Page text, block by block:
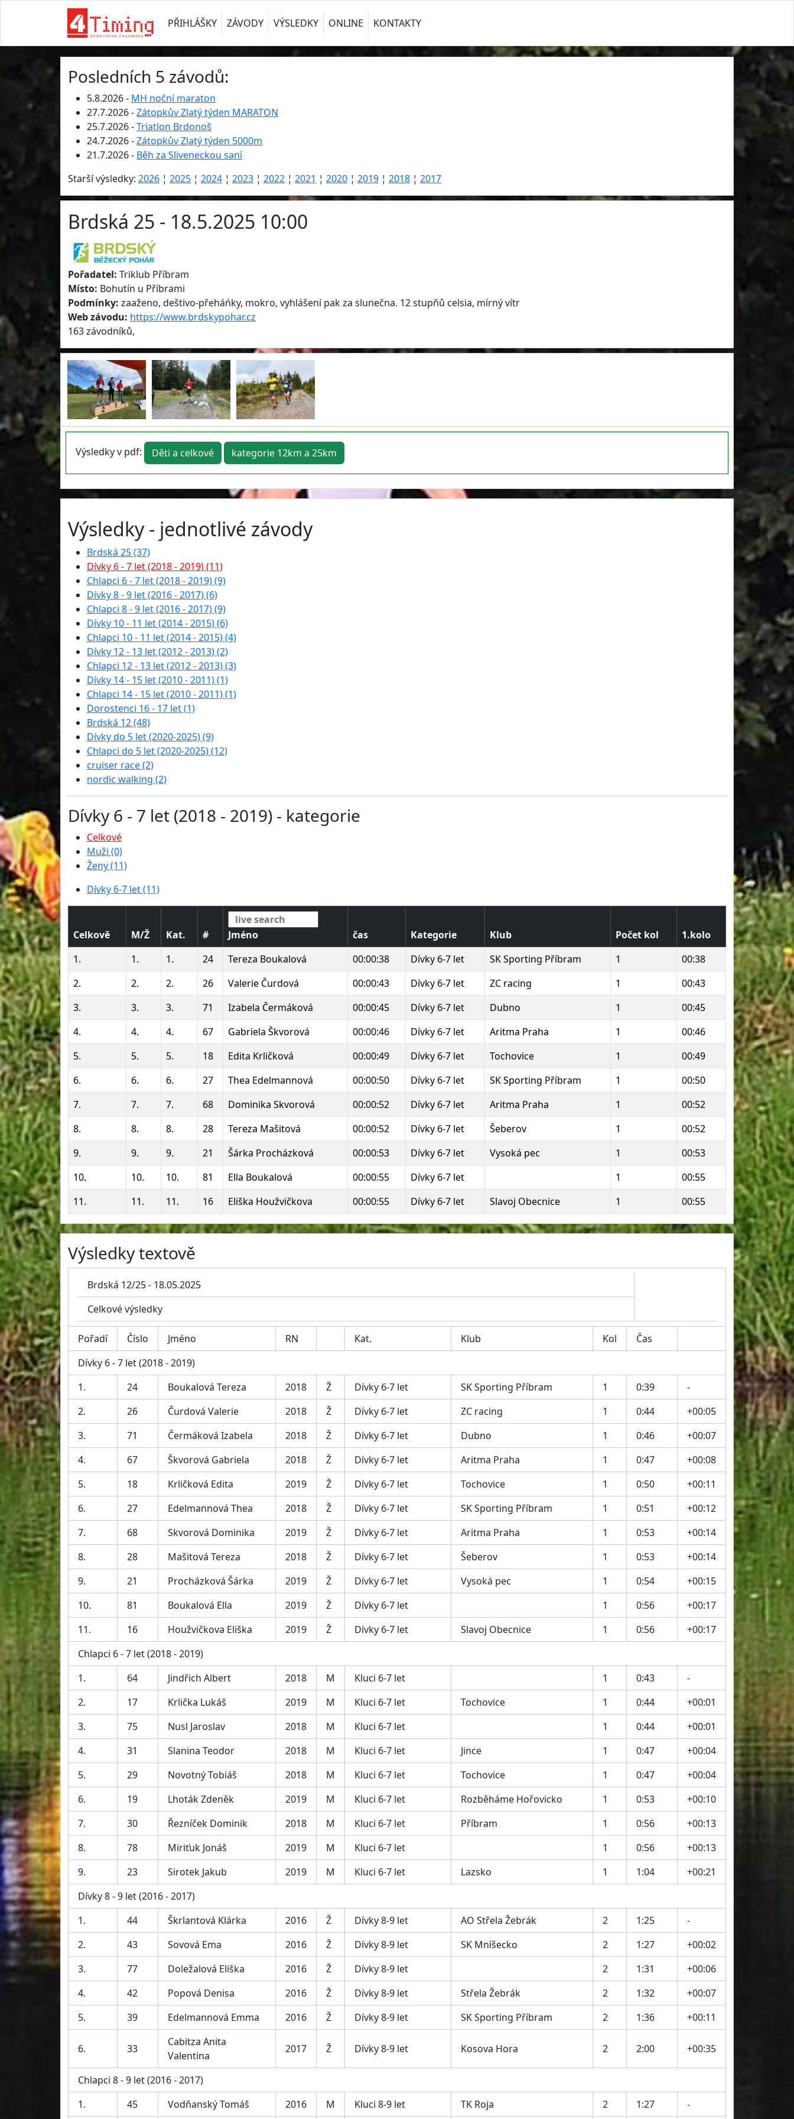
PŘIHLÁŠKY ZÁVODY VÝSLEDKY ONLINE KONTAKTY
Posledních 5 závodů:
5.8.2026 - MH noční maraton
27.7.2026 -Zátopkův Zlatý týden MARATON
25.7.2026 -Triatlon Brdonoš
24.7.2026 -Zátopkův Zlatý týden 5000m
21.7.2026 - Běh za Sliveneckou saní
Starší výsledky: 2026 ¦ 2025 ¦ 2024 ¦ 2023 ¦ 2022 ¦ 2021 ¦ 2020 ¦ 2019 ¦ 2018 ¦ 2017
Brdská 25 - 18.5.2025 10:00
Pořadatel: Triklub Příbram
Místo: Bohutín u Příbrami
Podmínky: zaaženo, deštivo-přeháńky, mokro, vyhlášení pak za slunečna. 12 stupňů celsia, mírný vítr
Web závodu: https://www.brdskypohar.cz
163 závodníků,
Výsledky v pdf: Děti a celkové kategorie 12km a 25km
Výsledky - jednotlivé závody
Brdská 25 (37)
Dívky 6 - 7 let (2018 - 2019) (11)
Chlapci 6 - 7 let (2018 - 2019) (9)
Dívky 8 - 9 let (2016 - 2017) (6)
Chlapci 8 - 9 let (2016 - 2017) (9)
Dívky 10 - 11 let (2014 - 2015) (6)
Chlapci 10 - 11 let (2014 - 2015) (4)
Dívky 12 - 13 let (2012 - 2013) (2)
Chlapci 12 - 13 let (2012 - 2013) (3)
Dívky 14 - 15 let (2010 - 2011) (1)
Chlapci 14 - 15 let (2010 - 2011) (1)
Dorostenci 16 - 17 let (1)
Brdská 12 (48)
Dívky do 5 let (2020-2025) (9)
Chlapci do 5 let (2020-2025) (12)
cruiser race (2)
nordic walking (2)
Dívky 6 - 7 let (2018 - 2019) - kategorie
Celkové
Muži (0)
Ženy (11)
Dívky 6-7 let (11)
Celkově M/Ž Kat. # Jméno čas Kategorie Klub Počet kol
1.kolo
1.
1. 1. 24 Tereza Boukalová 00:00:38 Dívky 6-7 let SK Sporting Příbram 1
00:38
2.
2. 2. 26 Valerie Čurdová 00:00:43 Dívky 6-7 let ZC racing 1
00:43
3.
3. 3. 71 Izabela Čermáková 00:00:45 Dívky 6-7 let Dubno 1
00:45
4.
4. 4. 67 Gabriela Škvorová 00:00:46 Dívky 6-7 let Aritma Praha 1
00:46
5.
5. 5. 18 Edita Krličková 00:00:49 Dívky 6-7 let Tochovice 1
00:49
6.
6. 6. 27 Thea Edelmannová 00:00:50 Dívky 6-7 let SK Sporting Příbram 1
00:50
7.
7. 7. 68 Dominika Skvorová 00:00:52 Dívky 6-7 let Aritma Praha 1
00:52
8.
8. 8. 28 Tereza Mašitová 00:00:52 Dívky 6-7 let Šeberov 1
00:52
9.
9. 9. 21 Šárka Procházková 00:00:53 Dívky 6-7 let Vysoká pec 1
00:53
10.
10. 10. 81 Ella Boukalová 00:00:55 Dívky 6-7 let 1
00:55
11.
11. 11. 16 Eliška Houžvičkova 00:00:55 Dívky 6-7 let Slavoj Obecnice 1 00:55
Výsledky textově
Brdská 12/25 - 18.05.2025
Celkové výsledky
Pořadí Číslo Jméno RN Kat. Klub Kol
Čas
Dívky 6 - 7 let (2018 - 2019)
1.
24 Boukalová Tereza 2018 Ž Dívky 6-7 let SK Sporting Příbram 1 0:39
-
2.
26 Čurdová Valerie 2018 Ž Dívky 6-7 let ZC racing 1 0:44
+00:05
3.
71 Čermáková Izabela 2018 Ž Dívky 6-7 let Dubno 1 0:46
+00:07
4.
67 Škvorová Gabriela 2018 Ž Dívky 6-7 let Aritma Praha 1 0:47
+00:08
5.
18 Krličková Edita 2019 Ž Dívky 6-7 let Tochovice 1 0:50
+00:11
6.
27 Edelmannová Thea 2018 Ž Dívky 6-7 let SK Sporting Příbram 1 0:51
+00:12
7.
68 Skvorová Dominika 2019 Ž Dívky 6-7 let Aritma Praha 1 0:53
+00:14
8.
28 Mašitová Tereza 2018 Ž Dívky 6-7 let Šeberov 1 0:53
+00:14
9.
21 Procházková Šárka 2019 Ž Dívky 6-7 let Vysoká pec 1 0:54
+00:15
10.
81 Boukalová Ella 2019 Ž Dívky 6-7 let 1 0:56
+00:17
11.
16 Houžvičkova Eliška 2019 Ž Dívky 6-7 let Slavoj Obecnice 1 0:56
+00:17
Chlapci 6 - 7 let (2018 - 2019)
1.
64 Jindřich Albert 2018 M Kluci 6-7 let 1 0:43
-
2.
17 Krlička Lukáš 2019 M Kluci 6-7 let Tochovice 1 0:44
+00:01
3.
75 Nusl Jaroslav 2018 M Kluci 6-7 let 1 0:44
+00:01
4.
31 Slanina Teodor 2018 M Kluci 6-7 let Jince 1 0:47
+00:04
5.
29 Novotný Tobiáš 2018 M Kluci 6-7 let Tochovice 1 0:47
+00:04
6.
19 Lhoták Zdeněk 2019 M Kluci 6-7 let Rozběháme Hořovicko 1 0:53
+00:10
7.
30 Řezníček Dominik 2018 M Kluci 6-7 let Příbram 1 0:56
+00:13
8.
78 Miriťuk Jonáš 2019 M Kluci 6-7 let 1 0:56
+00:13
9.
23 Sirotek Jakub 2019 M Kluci 6-7 let Lazsko 1 1:04
+00:21
Dívky 8 - 9 let (2016 - 2017)
1.
44 Škrlantová Klárka 2016 Ž Dívky 8-9 let AO Střela Žebrák 2 1:25
-
2.
43 Sovová Ema 2016 Ž Dívky 8-9 let SK Mníšecko 2 1:27
+00:02
3.
77 Doležalová Eliška 2016 Ž Dívky 8-9 let 2 1:31
+00:06
4.
42 Popová Denisa 2016 Ž Dívky 8-9 let Střela Žebrák 2 1:32
+00:07
5.
39 Edelmannová Emma 2016 Ž Dívky 8-9 let SK Sporting Příbram 2 1:36 +00:11
6. 33
Cabitza Anita
Valentina
2017 Ž Dívky 8-9 let Kosova Hora 2 2:00 +00:35
Chlapci 8 - 9 let (2016 - 2017)
1.
45 Vodňanský Tomáš 2016 M Kluci 8-9 let TK Roja 2 1:27 -